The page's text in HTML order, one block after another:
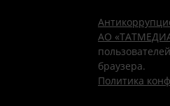
АО
браузера.
Политика